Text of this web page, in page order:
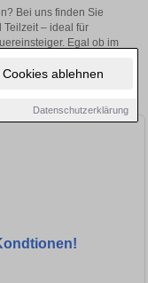
Cookies ablehnen
Datenschutzerklärung
Bei uns finden Sie
– ideal für
Egal ob im
Chancen in Ihrer
Techniker-Stellen in